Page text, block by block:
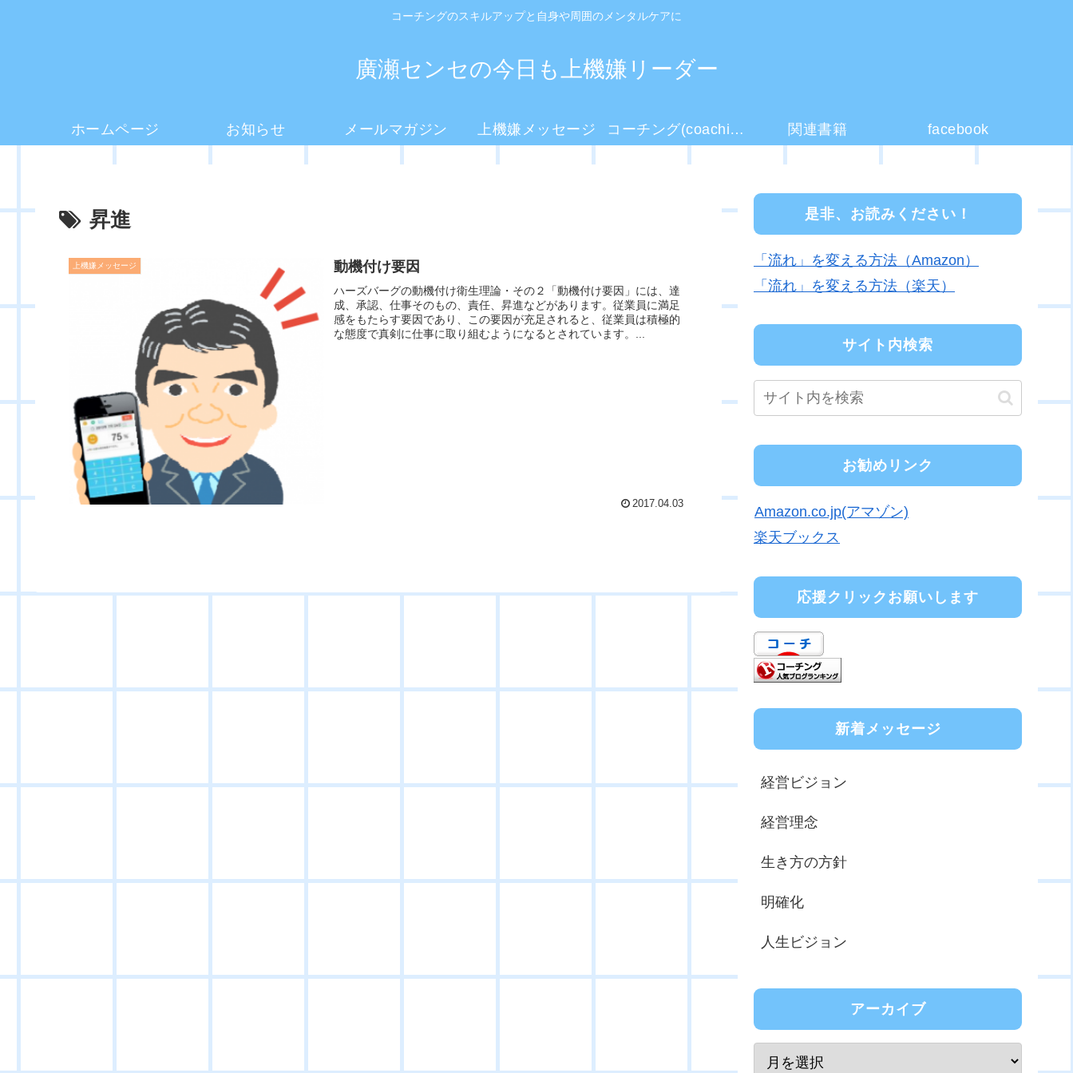
コーチングのスキルアップと自身や周囲のメンタルケアに
廣瀬センセの今日も上機嫌リーダー
ホームページ お知らせ メールマガジン 上機嫌メッセージ コーチング(coaching)とは？ 関連書籍 facebook
昇進
上機嫌メッセージ 動機付け要因
ハーズバーグの動機付け衛生理論・その２「動機付け要因」には、達
成、承認、仕事そのもの、責任、昇進などがあります。従業員に満足
感をもたらす要因であり、この要因が充足されると、従業員は積極的
な態度で真剣に仕事に取り組むようになるとされています。...
2017.04.03
是非、お読みください！
「流れ」を変える方法（Amazon）
「流れ」を変える方法（楽天）
サイト内検索
お勧めリンク
Amazon.co.jp(アマゾン)
楽天ブックス
応援クリックお願いします
新着メッセージ
経営ビジョン
経営理念
生き方の方針
明確化
人生ビジョン
アーカイブ